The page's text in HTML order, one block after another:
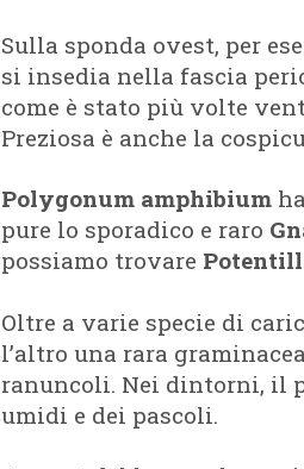
Sulla sponda ovest, per
si insedia nella fascia
come è stato più volte
Preziosa è anche la
Polygonum amphibium
pure lo sporadico e raro
possiamo trovare
Oltre a varie specie di
l’altro una rara
ranuncoli. Nei dintorni, il
umidi e dei pascoli.